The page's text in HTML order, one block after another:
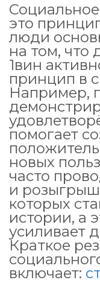
это
люди
на том, что
1вин
принцип в
Например,
помогает
новых
часто
и
которых
истории, а
усиливает
Краткое
включает: